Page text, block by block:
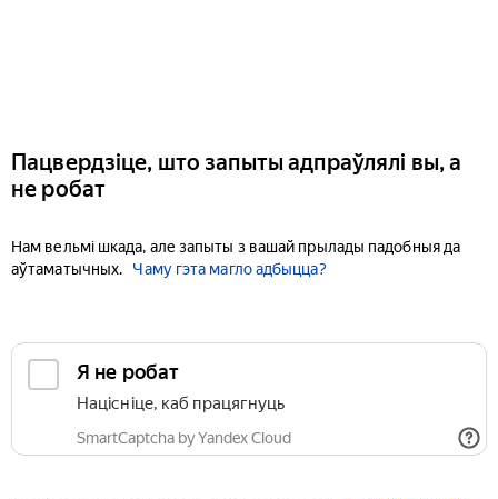
Пацвердзіце, што запыты адпраўлялі вы, а
не робат
Нам вельмі шкада, але запыты з вашай прылады падобныя да
аўтаматычных.
Чаму гэта магло адбыцца?
Я не робат
Націсніце, каб працягнуць
SmartCaptcha by Yandex Cloud